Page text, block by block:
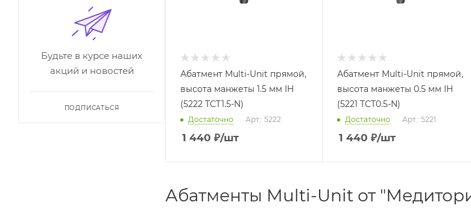
Абатмент Multi-Unit прямой,
высота манжеты 1.5 мм IH
(5222 TCT1.5-N)
Достаточно Арт.: 5222
1 440 ₽/шт
Абатмент Multi-Unit прямой,
высота манжеты 0.5 мм IH
(5221 TCT0.5-N)
Достаточно Арт.: 5221
1 440 ₽/шт
Абатменты Multi-Unit от
Будьте в курсе наших
акций и новостей
ПОДПИСАТЬСЯ